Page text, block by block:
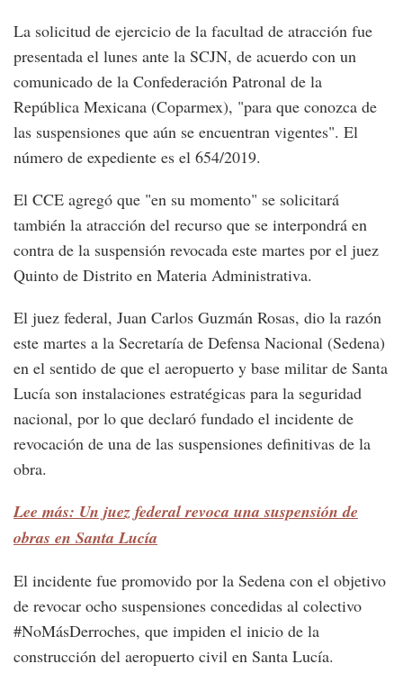
La solicitud de ejercicio de la facultad de atracción fue
presentada el lunes ante la SCJN, de acuerdo con un
comunicado de la Confederación Patronal de la
República Mexicana (Coparmex), "para que conozca de
las suspensiones que aún se encuentran vigentes". El
número de expediente es el 654/2019.
El CCE agregó que "en su momento" se solicitará
también la atracción del recurso que se interpondrá en
contra de la suspensión revocada este martes por el juez
Quinto de Distrito en Materia Administrativa.
El juez federal, Juan Carlos Guzmán Rosas, dio la razón
este martes a la Secretaría de Defensa Nacional (Sedena)
en el sentido de que el aeropuerto y base militar de Santa
Lucía son instalaciones estratégicas para la seguridad
nacional, por lo que declaró fundado el incidente de
revocación de una de las suspensiones definitivas de la
obra.
Lee más: Un juez federal revoca una suspensión de
obras en Santa Lucía
El incidente fue promovido por la Sedena con el objetivo
de revocar ocho suspensiones concedidas al colectivo
#NoMásDerroches, que impiden el inicio de la
construcción del aeropuerto civil en Santa Lucía.